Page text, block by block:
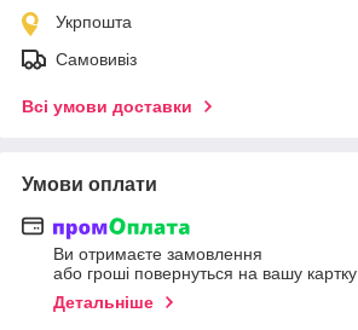
Укрпошта
Самовивіз
Всі умови доставки
Умови оплати
Ви отримаєте замовлення
або гроші повернуться на вашу картку
Детальніше